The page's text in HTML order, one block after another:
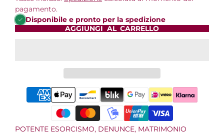
pagamento.
Disponibile e pronto per la spedizione
AGGIUNGI AL CARRELLO
POTENTE ESORCISMO, DENUNCE, MATRIMONIO